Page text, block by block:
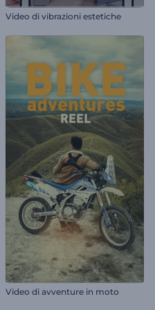
Video di vibrazioni estetiche
Video di avventure in moto